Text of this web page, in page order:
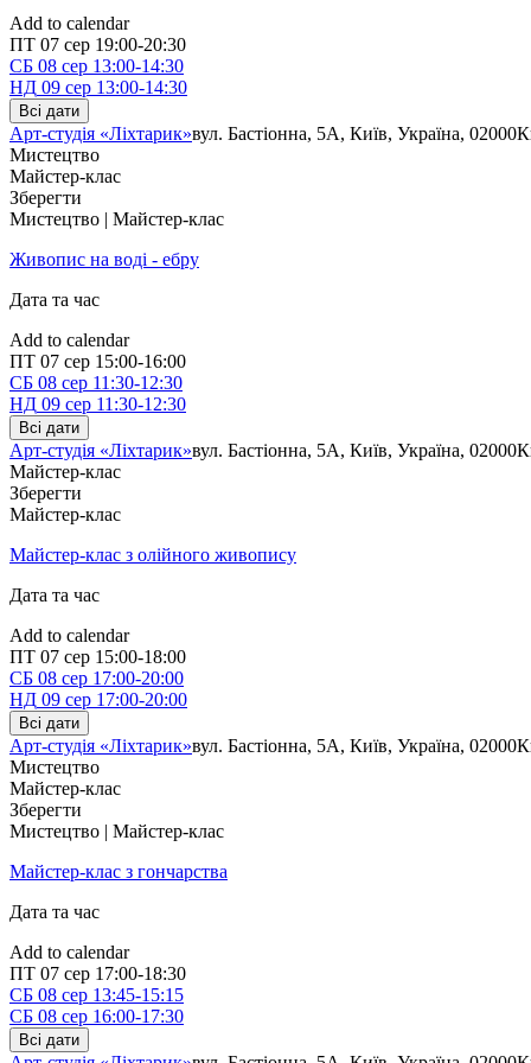
Add to calendar
ПТ 07 сер 19:00-20:30
СБ 08 сер 13:00-14:30
НД 09 сер 13:00-14:30
Всі дати
Арт-студія «Ліхтарик»вул. Бастіонна, 5А, Київ, Україна, 02000
Мистецтво
Майстер-клас
Зберегти
Мистецтво | Майстер-клас
Живопис на воді - ебру
Дата та час
Add to calendar
ПТ 07 сер 15:00-16:00
СБ 08 сер 11:30-12:30
НД 09 сер 11:30-12:30
Всі дати
Арт-студія «Ліхтарик»вул. Бастіонна, 5А, Київ, Україна, 02000
Майстер-клас
Зберегти
Майстер-клас
Майстер-клас з олійного живопису
Дата та час
Add to calendar
ПТ 07 сер 15:00-18:00
СБ 08 сер 17:00-20:00
НД 09 сер 17:00-20:00
Всі дати
Арт-студія «Ліхтарик»вул. Бастіонна, 5А, Київ, Україна, 02000
Мистецтво
Майстер-клас
Зберегти
Мистецтво | Майстер-клас
Майстер-клас з гончарства
Дата та час
Add to calendar
ПТ 07 сер 17:00-18:30
СБ 08 сер 13:45-15:15
СБ 08 сер 16:00-17:30
Всі дати